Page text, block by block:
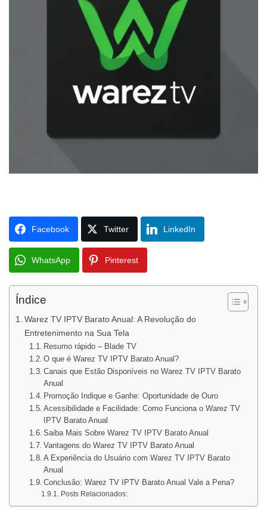
Facebook Twitter LinkedIn
WhatsApp Pinterest
Índice
Warez TV IPTV Barato Anual: A Revolução do
Entretenimento na Sua Tela
Resumo rápido – Blade TV
O que é Warez TV IPTV Barato Anual?
Canais que Estão Disponíveis no Warez TV IPTV Barato
Anual
Promoção Indique e Ganhe: Oportunidade de Ouro
Acessibilidade e Facilidade: Como Funciona o Warez TV
IPTV Barato Anual
Saiba Mais Sobre Warez TV IPTV Barato Anual
Vantagens do Warez TV IPTV Barato Anual
A Experiência do Usuário com Warez TV IPTV Barato
Anual
Conclusão: Warez TV IPTV Barato Anual Vale a Pena?
Posts Relacionados: